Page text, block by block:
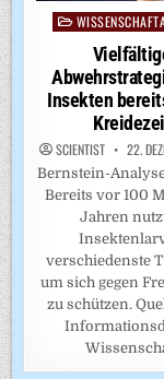
Posted
Insekten
SCIENTIST 22.
Bernstein-
Bereits vor 100
Jahren
verschiedenste
um sich gegen
zu schützen.